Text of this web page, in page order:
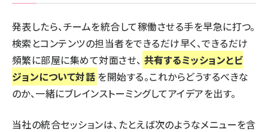
発表したら、チームを統合して稼働させる手を早急に打つ。
検索とコンテンツの担当者をできるだけ早く、できるだけ
頻繁に部屋に集めて対面させ、 共有するミッションとビ
ジョンについて対話 を開始する。これからどうするべきな
のか、一緒にブレインストーミングしてアイデアを出す。
当社の統合セッションは、たとえば次のようなメニューを含